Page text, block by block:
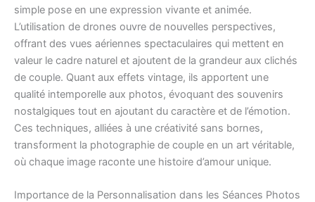
simple pose en une expression vivante et animée.
L’utilisation de drones ouvre de nouvelles perspectives,
offrant des vues aériennes spectaculaires qui mettent en
valeur le cadre naturel et ajoutent de la grandeur aux clichés
de couple. Quant aux effets vintage, ils apportent une
qualité intemporelle aux photos, évoquant des souvenirs
nostalgiques tout en ajoutant du caractère et de l’émotion.
Ces techniques, alliées à une créativité sans bornes,
transforment la photographie de couple en un art véritable,
où chaque image raconte une histoire d’amour unique.
Importance de la Personnalisation dans les Séances Photos